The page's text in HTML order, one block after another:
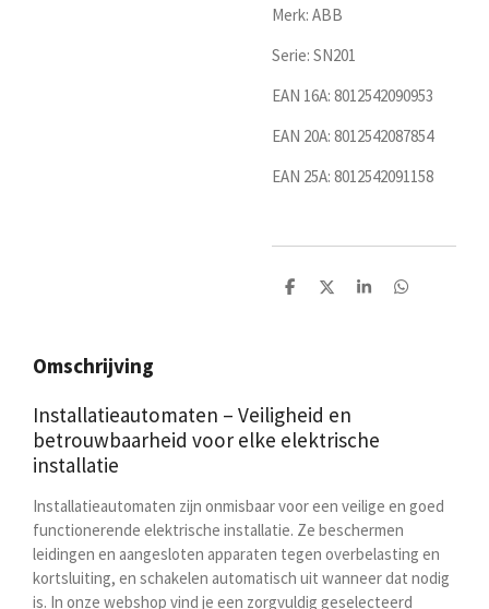
Merk: ABB
Serie: SN201
EAN 16A: 8012542090953
EAN 20A: 8012542087854
EAN 25A: 8012542091158
D
D
S
D
Omschrijving
Installatieautomaten – Veiligheid en
betrouwbaarheid voor elke elektrische
installatie
Installatieautomaten zijn onmisbaar voor een veilige en goed
functionerende elektrische installatie. Ze beschermen
leidingen en aangesloten apparaten tegen overbelasting en
kortsluiting, en schakelen automatisch uit wanneer dat nodig
is. In onze webshop vind je een zorgvuldig geselecteerd